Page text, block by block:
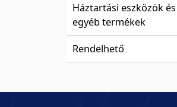
Háztartási eszközök és
egyéb termékek
Rendelhető